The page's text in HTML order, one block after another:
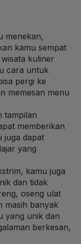
menekan,
kamu sempat
kuliner
cara untuk
pergi ke
memesan menu
tampilan
memberikan
juga dapat
yang
kamu juga
dan tidak
oseng ulat
masih banyak
yang unik dan
berkesan,